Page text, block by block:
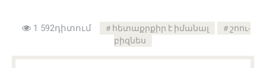
1 592դիտում հետաքրքիր է իմանալ
շոու-
բիզնես